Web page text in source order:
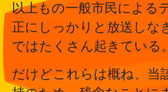
以上もの一般市民による
正にしっかりと放送しな
ではたくさん起きている。
だけどこれらは概ね、当